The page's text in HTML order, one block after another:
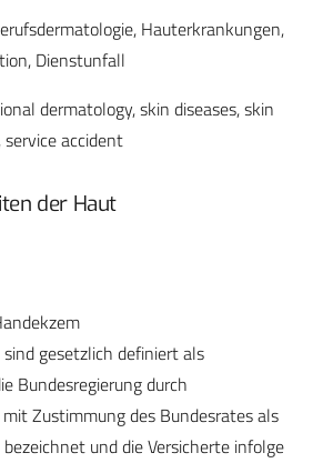
Hauterkrankungen,
Dienstunfall
dermatology, skin diseases, skin
accident
der Haut
gesetzlich definiert als
Bundesregierung durch
Zustimmung des Bundesrates als
und die Versicherte infolge